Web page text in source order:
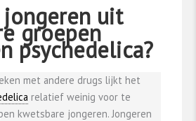
uit
groepen
psychedelica?
met andere drugs lijkt het
relatief weinig voor te
kwetsbare jongeren. Jongeren